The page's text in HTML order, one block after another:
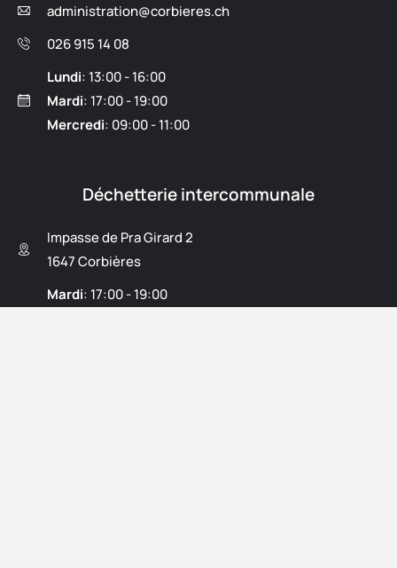
administration@corbieres.ch
026 915 14 08
Lundi: 13:00 - 16:00
Mardi: 17:00 - 19:00
Mercredi: 09:00 - 11:00
Déchetterie intercommunale
Impasse de Pra Girard 2
1647 Corbières
Mardi: 17:00 - 19:00